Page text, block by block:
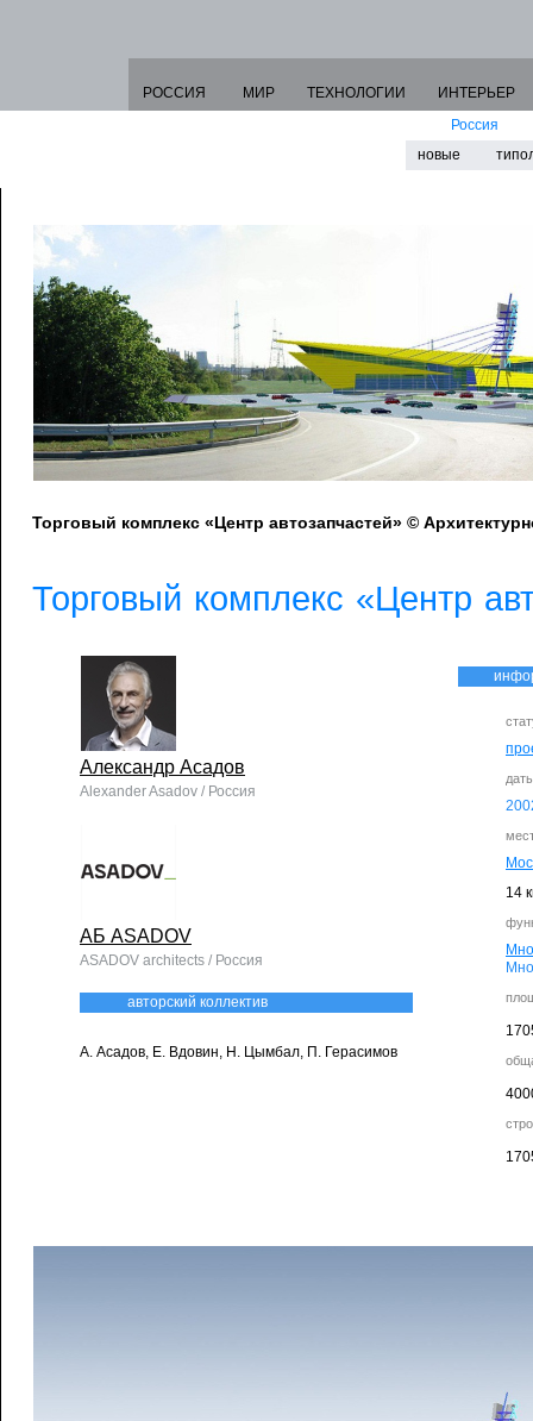
РОССИЯ МИР ТЕХНОЛОГИИ
ИНТЕРЬЕР
Россия
новые
Торговый комплекс «Центр автозапчастей» ©
Торговый комплекс «Центр
14
Александр Асадов
Alexander Asadov / Россия
АБ ASADOV
ASADOV architects / Россия
авторский коллектив
А. Асадов, Е. Вдовин, Н. Цымбал, П. Герасимов